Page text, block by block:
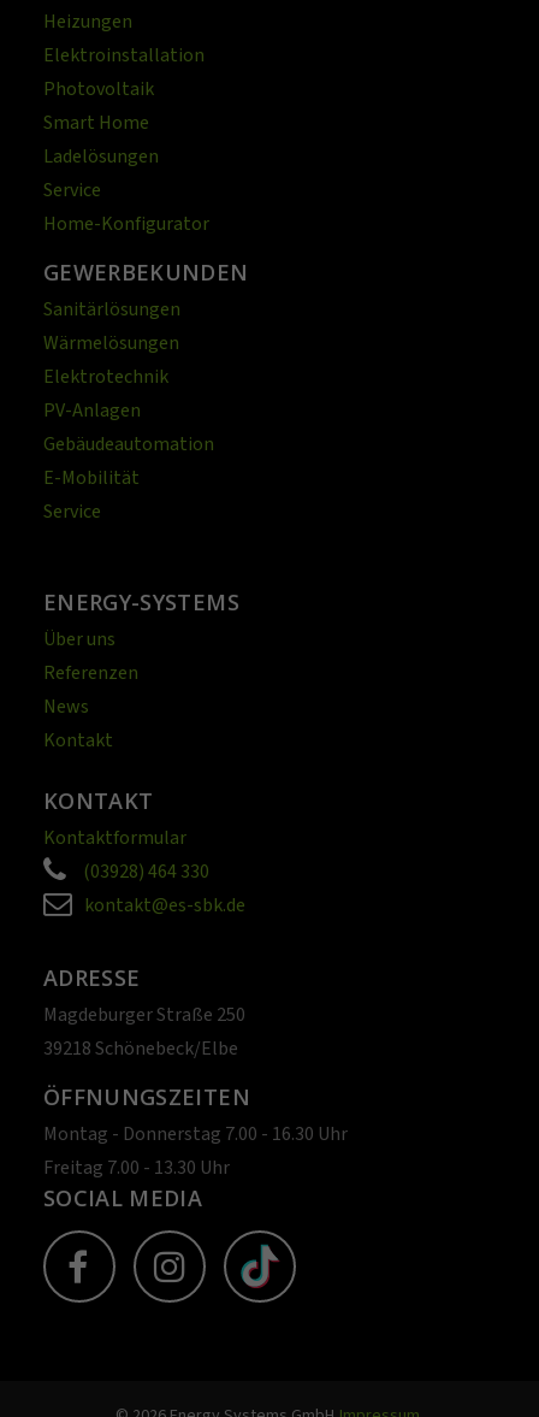
Heizungen
Elektroinstallation
Photovoltaik
Smart Home
Ladelösungen
Service
Home-Konfigurator
GEWERBEKUNDEN
Sanitärlösungen
Wärmelösungen
Elektrotechnik
PV-Anlagen
Gebäudeautomation
E-Mobilität
Service
ENERGY-SYSTEMS
Über uns
Referenzen
News
Kontakt
KONTAKT
Kontaktformular
(03928) 464 330
kontakt@es-sbk.de
ADRESSE
Magdeburger Straße 250
39218 Schönebeck/Elbe
ÖFFNUNGSZEITEN
Montag - Donnerstag 7.00 - 16.30 Uhr
Freitag 7.00 - 13.30 Uhr
SOCIAL MEDIA